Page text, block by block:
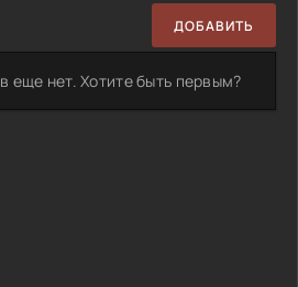
ДОБАВИТЬ
еще нет. Хотите быть первым?